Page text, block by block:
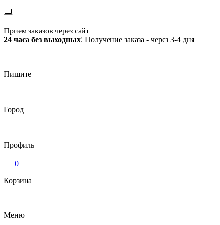
Прием заказов через сайт -
24 часа без выходных! Получение заказа - через 3-4 дня
Пишите
Город
Профиль
0
Корзина
Меню